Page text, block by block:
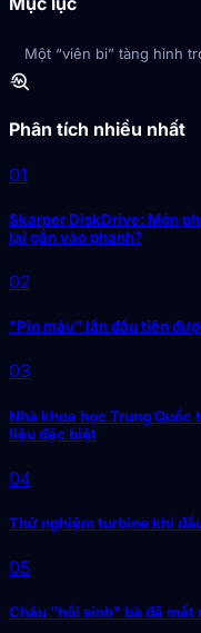
Một “viên bi” tàng hình
troubleshoot
Phân tích nhiều nhất
01
Skarper DiskDrive: Món
lại gắn vào phanh?
02
"Pin máu" lần đầu tiên
03
Nhà khoa học Trung
liệu đặc biệt
04
Thử nghiệm turbine khí
05
Cháu "hồi sinh" bà đã mất